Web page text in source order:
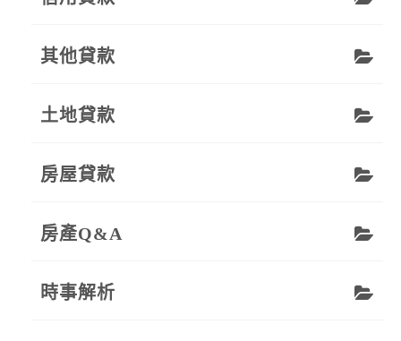
其他貸款
土地貸款
房屋貸款
房產Q&A
時事解析